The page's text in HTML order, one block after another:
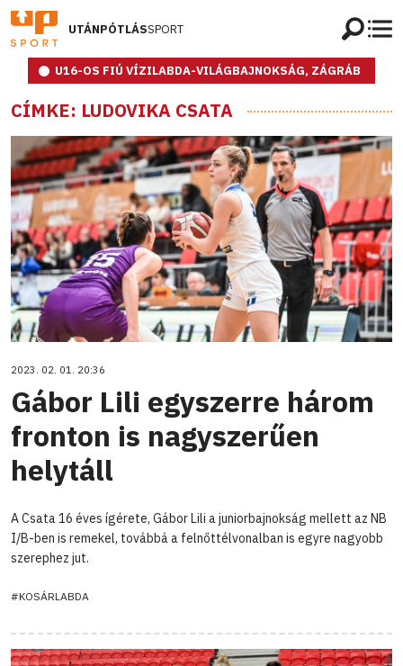
UTÁNPÓTLÁSSPORT
U16-OS FIÚ VÍZILABDA-VILÁGBAJNOKSÁG, ZÁGRÁB
CÍMKE: LUDOVIKA CSATA
2023. 02. 01. 20:36
Gábor Lili egyszerre három
fronton is nagyszerűen
helytáll
A Csata 16 éves ígérete, Gábor Lili a juniorbajnokság mellett az NB
I/B-ben is remekel, továbbá a felnőttélvonalban is egyre nagyobb
szerephez jut.
#KOSÁRLABDA